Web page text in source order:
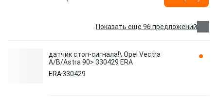
Показать еще 96 предложений
датчик стоп-сигнала!\ Opel Vectra
A/B/Astra 90> 330429 ERA
ERA330429